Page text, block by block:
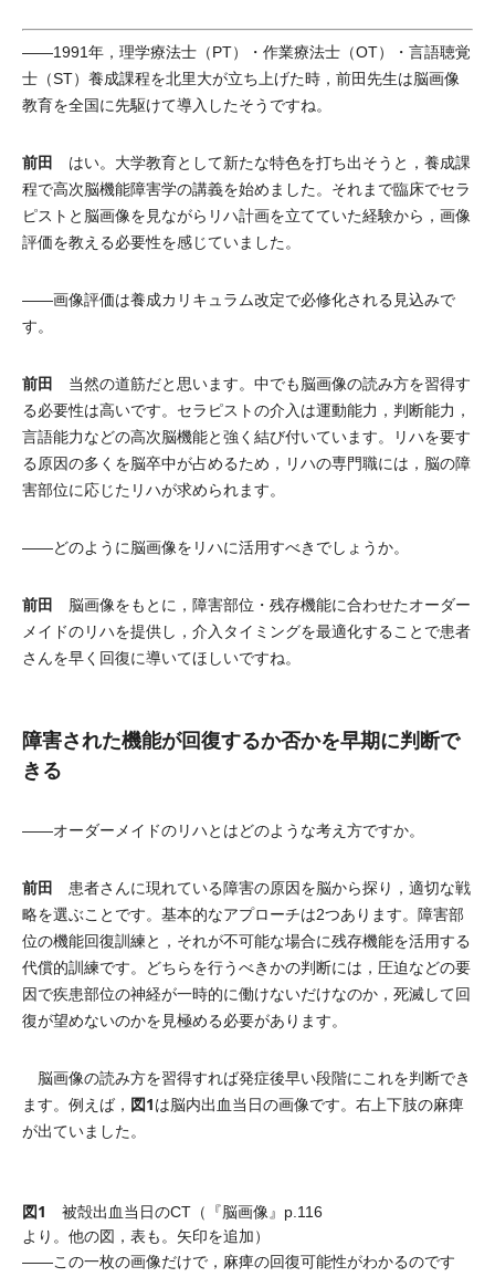
――1991年，理学療法士（PT）・作業療法士（OT）・言語聴覚
士（ST）養成課程を北里大が立ち上げた時，前田先生は脳画像
教育を全国に先駆けて導入したそうですね。
前田 はい。大学教育として新たな特色を打ち出そうと，養成課
程で高次脳機能障害学の講義を始めました。それまで臨床でセラ
ピストと脳画像を見ながらリハ計画を立てていた経験から，画像
評価を教える必要性を感じていました。
――画像評価は養成カリキュラム改定で必修化される見込みで
す。
前田 当然の道筋だと思います。中でも脳画像の読み方を習得す
る必要性は高いです。セラピストの介入は運動能力，判断能力，
言語能力などの高次脳機能と強く結び付いています。リハを要す
る原因の多くを脳卒中が占めるため，リハの専門職には，脳の障
害部位に応じたリハが求められます。
――どのように脳画像をリハに活用すべきでしょうか。
前田 脳画像をもとに，障害部位・残存機能に合わせたオーダー
メイドのリハを提供し，介入タイミングを最適化することで患者
さんを早く回復に導いてほしいですね。
障害された機能が回復するか否かを早期に判断で
きる
――オーダーメイドのリハとはどのような考え方ですか。
前田 患者さんに現れている障害の原因を脳から探り，適切な戦
略を選ぶことです。基本的なアプローチは2つあります。障害部
位の機能回復訓練と，それが不可能な場合に残存機能を活用する
代償的訓練です。どちらを行うべきかの判断には，圧迫などの要
因で疾患部位の神経が一時的に働けないだけなのか，死滅して回
復が望めないのかを見極める必要があります。
脳画像の読み方を習得すれば発症後早い段階にこれを判断でき
ます。例えば， 図1は脳内出血当日の画像です。右上下肢の麻痺
が出ていました。
図1
被殻出血当日のCT（『脳画像』p.116
より。他の図，表も。矢印を追加）
――この一枚の画像だけで，麻痺の回復可能性がわかるのです